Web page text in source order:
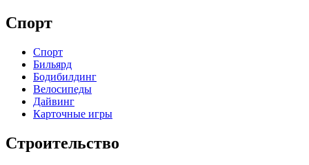
Спорт
Спорт
Бильярд
Бодибилдинг
Велосипеды
Дайвинг
Карточные игры
Строительство